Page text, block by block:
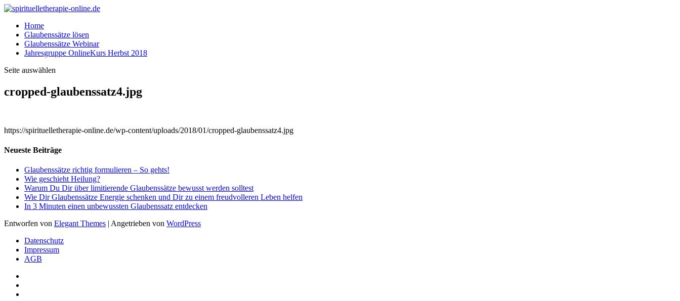
Home
Glaubenssätze lösen
Glaubenssätze Webinar
Jahresgruppe OnlineKurs Herbst 2018
Seite auswählen
cropped-glaubenssatz4.jpg
https://spirituelletherapie-online.de/wp-content/uploads/2018/01/cropped-glaubenssatz4.jpg
Neueste Beiträge
Glaubenssätze richtig formulieren – So gehts!
Wie geschieht Heilung?
Warum Du Dir über limitierende Glaubenssätze bewusst werden solltest
Wie Dir Glaubenssätze Energie schenken und Dir zu einem freudvolleren Leben helfen
In 3 Minuten einen unbewussten Glaubenssatz entdecken
Entworfen von Elegant Themes | Angetrieben von WordPress
Datenschutz
Impressum
AGB